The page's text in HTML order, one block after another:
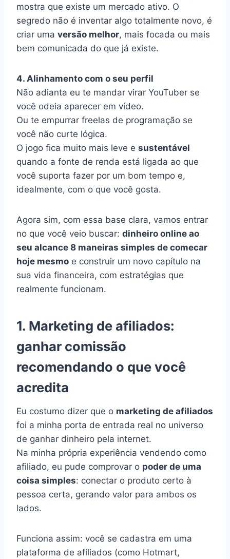
mostra que existe um mercado ativo. O
segredo não é inventar algo totalmente novo, é
criar uma versão melhor, mais focada ou mais
bem comunicada do que já existe.
4. Alinhamento com o seu perfil
Não adianta eu te mandar virar YouTuber se
você odeia aparecer em vídeo.
Ou te empurrar freelas de programação se
você não curte lógica.
O jogo fica muito mais leve e sustentável
quando a fonte de renda está ligada ao que
você suporta fazer por um bom tempo e,
idealmente, com o que você gosta.
Agora sim, com essa base clara, vamos entrar
no que você veio buscar: dinheiro online ao
seu alcance 8 maneiras simples de comecar
hoje mesmo e construir um novo capítulo na
sua vida financeira, com estratégias que
realmente funcionam.
1. Marketing de afiliados:
ganhar comissão
recomendando o que você
acredita
Eu costumo dizer que o marketing de afiliados
foi a minha porta de entrada real no universo
de ganhar dinheiro pela internet.
Na minha própria experiência vendendo como
afiliado, eu pude comprovar o poder de uma
coisa simples: conectar o produto certo à
pessoa certa, gerando valor para ambos os
lados.
Funciona assim: você se cadastra em uma
plataforma de afiliados (como Hotmart,